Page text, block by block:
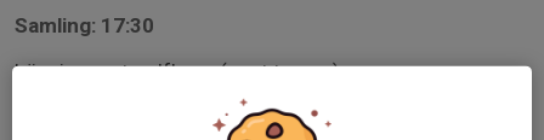
Samling: 17:30
Löpning runt golfbana (eget tempo)
Handboll inne 18:00-19:00